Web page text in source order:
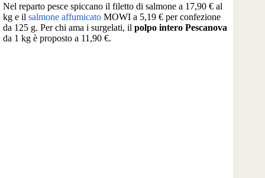
Nel reparto pesce spiccano il filetto di salmone a 17,90 € al
kg e il salmone affumicato MOWI a 5,19 € per confezione
da 125 g. Per chi ama i surgelati, il polpo intero Pescanova
da 1 kg è proposto a 11,90 €.